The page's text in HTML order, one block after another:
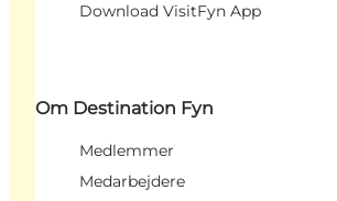
Download VisitFyn App
Om Destination Fyn
Medlemmer
Medarbejdere